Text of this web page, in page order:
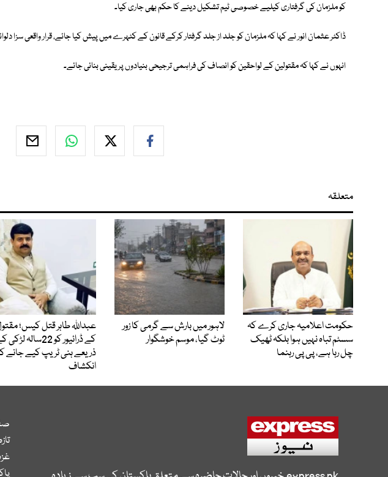
کو ملزمان کی گرفتاری کیلیے خصوصی ٹیم تشکیل دینے کا حکم بھی جاری کیا۔
ڈاکٹر عثمان انور نے کہا کہ ملزمان کو جلد از جلد گرفتار کرکے قانون کے کٹہرے میں پیش کیا جائے، قرار واقعی سزا
انہوں نے کہا کہ مقتولین کے لواحقین کو انصاف کی فراہمی ترجیحی بنیادوں پر یقینی بنائی جائے۔
متعلقہ
حکومت اعلامیہ جاری کرے کہ
سسٹم تباہ نہیں ہوا بلکہ ٹھیک
چل رہا ہے، پی پی رہنما
لاہور میں بارش سے گرمی کا زور
ٹوٹ گیا، موسم خوشگوار
عبداللہ طاہر قتل کیس؛
کے ڈرائیور کو 22سالہ
ذریعے ہنی ٹریپ کیے جانے
انکشاف